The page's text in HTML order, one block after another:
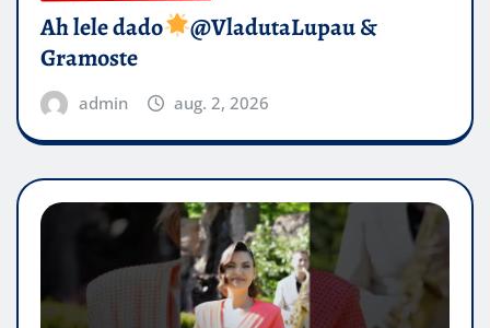
Ah lele dado​
@VladutaLupau &
Gramoste
admin aug. 2, 2026